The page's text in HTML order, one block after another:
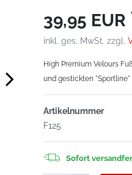
39,95 EUR
inkl. ges. MwSt. zzgl.
High Premium Velours
und gestickten
Artikelnummer
F125
Sofort